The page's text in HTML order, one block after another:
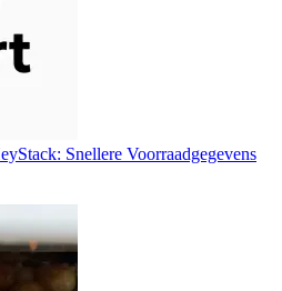
Snellere Voorraadgegevens